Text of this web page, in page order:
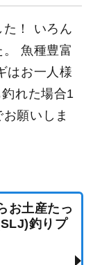
た！ いろん
魚種豊富
お一人様
れた場合1
願いしま